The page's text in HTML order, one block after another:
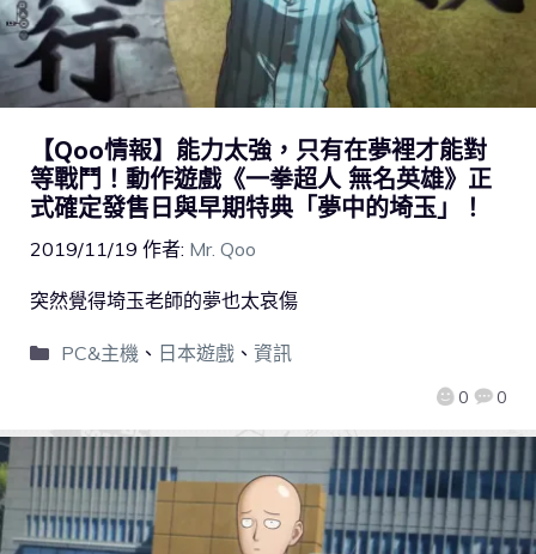
【Qoo情報】能力太強，只有在夢裡才能對
等戰鬥！動作遊戲《一拳超人 無名英雄》正
式確定發售日與早期特典「夢中的埼玉」！
2019/11/19 作者: Mr. Qoo
0 0
突然覺得埼玉老師的夢也太哀傷
PC&主機、 日本遊戲、 資訊